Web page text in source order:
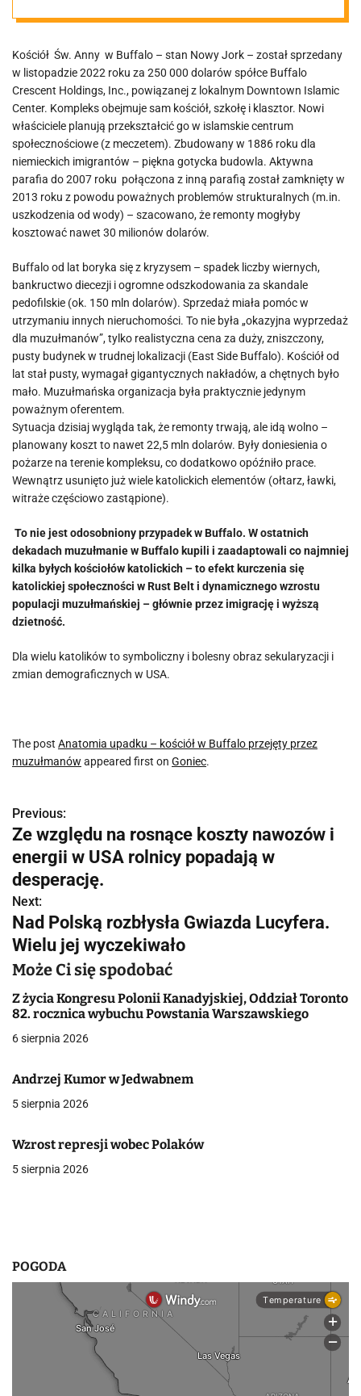
przez
muzułmanów
Kościół Św. Anny w Buffalo – stan Nowy Jork – został sprzedany
w listopadzie 2022 roku za 250 000 dolarów spółce Buffalo
Crescent Holdings, Inc., powiązanej z lokalnym Downtown Islamic
Center. Kompleks obejmuje sam kościół, szkołę i klasztor. Nowi
właściciele planują przekształcić go w islamskie centrum
społecznościowe (z meczetem). Zbudowany w 1886 roku dla
niemieckich imigrantów – piękna gotycka budowla. Aktywna
parafia do 2007 roku połączona z inną parafią został zamknięty w
2013 roku z powodu poważnych problemów strukturalnych (m.in.
uszkodzenia od wody) – szacowano, że remonty mogłyby
kosztować nawet 30 milionów dolarów.
Buffalo od lat boryka się z kryzysem – spadek liczby wiernych,
bankructwo diecezji i ogromne odszkodowania za skandale
pedofilskie (ok. 150 mln dolarów). Sprzedaż miała pomóc w
utrzymaniu innych nieruchomości. To nie była „okazyjna wyprzedaż
dla muzułmanów”, tylko realistyczna cena za duży, zniszczony,
pusty budynek w trudnej lokalizacji (East Side Buffalo). Kościół od
lat stał pusty, wymagał gigantycznych nakładów, a chętnych było
mało. Muzułmańska organizacja była praktycznie jedynym
poważnym oferentem.
Sytuacja dzisiaj wygląda tak, że remonty trwają, ale idą wolno –
planowany koszt to nawet 22,5 mln dolarów. Były doniesienia o
pożarze na terenie kompleksu, co dodatkowo opóźniło prace.
Wewnątrz usunięto już wiele katolickich elementów (ołtarz, ławki,
witraże częściowo zastąpione).
To nie jest odosobniony przypadek w Buffalo. W ostatnich
dekadach muzułmanie w Buffalo kupili i zaadaptowali co najmniej
kilka byłych kościołów katolickich – to efekt kurczenia się
katolickiej społeczności w Rust Belt i dynamicznego wzrostu
populacji muzułmańskiej – głównie przez imigrację i wyższą
dzietność.
Dla wielu katolików to symboliczny i bolesny obraz sekularyzacji i
zmian demograficznych w USA.
The post Anatomia upadku – kościół w Buffalo przejęty przez
muzułmanów appeared first on Goniec.
N
a
w
i
g
a
c
j
w
i
Previous:
Ze względu na rosnące koszty nawozów i
energii w USA rolnicy popadają w
desperację.
Next:
Nad Polską rozbłysła Gwiazda Lucyfera.
Wielu jej wyczekiwało
Może Ci się spodobać
Z życia Kongresu Polonii Kanadyjskiej, Oddział Toronto
82. rocznica wybuchu Powstania Warszawskiego
6 sierpnia 2026
Andrzej Kumor w Jedwabnem
5 sierpnia 2026
Wzrost represji wobec Polaków
5 sierpnia 2026
POGODA